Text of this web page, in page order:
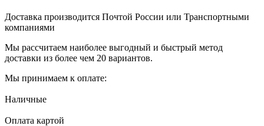
Доставка производится Почтой России или Транспортными
компаниями
Мы рассчитаем наиболее выгодный и быстрый метод
доставки из более чем 20 вариантов.
Мы принимаем к оплате:
Наличные
Оплата картой